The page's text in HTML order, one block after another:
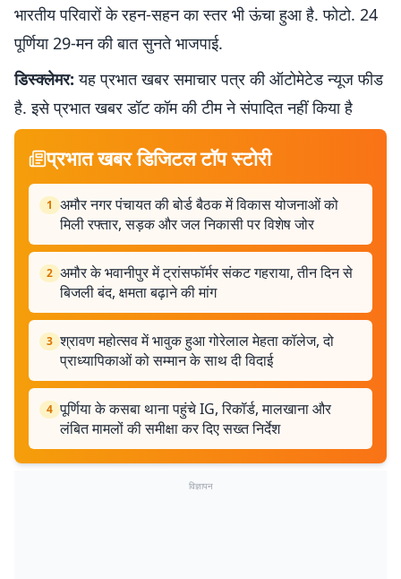
भारतीय परिवारों के रहन-सहन का स्तर भी ऊंचा हुआ है. फोटो. 24
पूर्णिया 29-मन की बात सुनते भाजपाई.
डिस्क्लेमर: यह प्रभात खबर समाचार पत्र की ऑटोमेटेड न्यूज फीड
है. इसे प्रभात खबर डॉट कॉम की टीम ने संपादित नहीं किया है
प्रभात खबर डिजिटल टॉप स्टोरी
1 अमौर नगर पंचायत की बोर्ड बैठक में विकास योजनाओं को
मिली रफ्तार, सड़क और जल निकासी पर विशेष जोर
2 अमौर के भवानीपुर में ट्रांसफॉर्मर संकट गहराया, तीन दिन से
बिजली बंद, क्षमता बढ़ाने की मांग
3 श्रावण महोत्सव में भावुक हुआ गोरेलाल मेहता कॉलेज, दो
प्राध्यापिकाओं को सम्मान के साथ दी विदाई
4 पूर्णिया के कसबा थाना पहुंचे IG, रिकॉर्ड, मालखाना और
लंबित मामलों की समीक्षा कर दिए सख्त निर्देश
विज्ञापन